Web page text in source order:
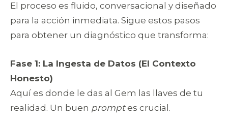
El proceso es fluido, conversacional y diseñado
para la acción inmediata. Sigue estos pasos
para obtener un diagnóstico que transforma:
Fase 1: La Ingesta de Datos (El Contexto
Honesto)
Aquí es donde le das al Gem las llaves de tu
realidad. Un buen promptes crucial.